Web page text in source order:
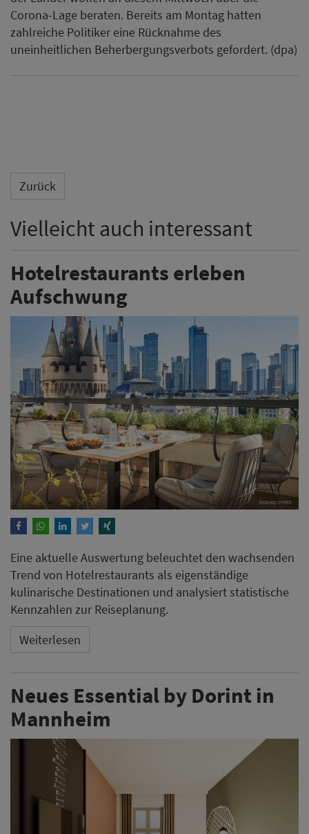
Corona-Lage beraten. Bereits am Montag hatten
zahlreiche Politiker eine Rücknahme des
uneinheitlichen Beherbergungsverbots gefordert. (dpa)
Zurück
Vielleicht auch interessant
Hotelrestaurants erleben
Aufschwung
Eine aktuelle Auswertung beleuchtet den wachsenden
Trend von Hotelrestaurants als eigenständige
kulinarische Destinationen und analysiert statistische
Kennzahlen zur Reiseplanung.
Weiterlesen
Neues Essential by Dorint in
Mannheim